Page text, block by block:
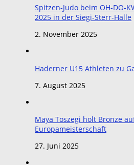
Spitzen-Judo beim OH-DO-
2025 in der Siegi-Sterr-Halle
2. November 2025
Haderner U15 Athleten zu
7. August 2025
Maya Toszegi holt Bronze
Europameisterschaft
27. Juni 2025